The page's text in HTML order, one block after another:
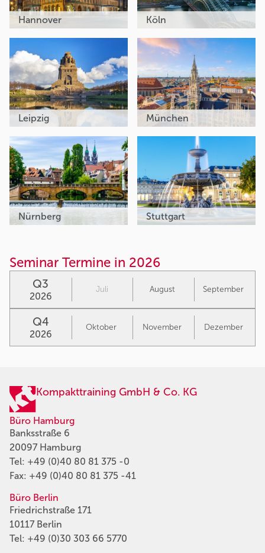
Hannover Köln
Leipzig München
Nürnberg Stuttgart
Seminar Termine in 2026
Q3
2026
Juli August September
Q4
2026
Oktober November Dezember
Kompakttraining GmbH & Co. KG
Büro Hamburg
Banksstraße 6
20097 Hamburg
Tel: +49 (0)40 80 81 375 -0
Fax: +49 (0)40 80 81 375 -41
Büro Berlin
Friedrichstraße 171
10117 Berlin
Tel: +49 (0)30 303 66 5770